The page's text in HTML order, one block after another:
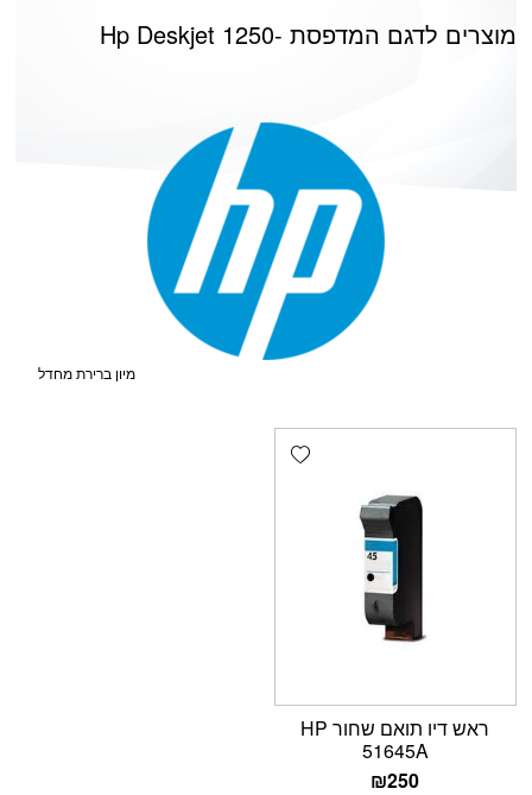
Hp Deskjet 1250מוצרים לדגם המדפסת -
Add wishlist
ראש דיו תואם שחור HP
51645A
₪250